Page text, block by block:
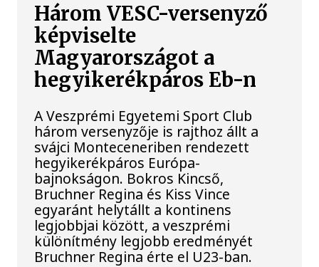
Három VESC-versenyző
képviselte
Magyarországot a
hegyikerékpáros Eb-n
A Veszprémi Egyetemi Sport Club
három versenyzője is rajthoz állt a
svájci Monteceneriben rendezett
hegyikerékpáros Európa-
bajnokságon. Bokros Kincső,
Bruchner Regina és Kiss Vince
egyaránt helytállt a kontinens
legjobbjai között, a veszprémi
különítmény legjobb eredményét
Bruchner Regina érte el U23-ban.